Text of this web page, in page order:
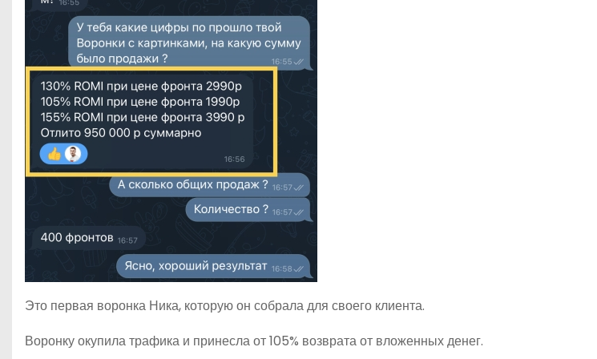
Это первая воронка Ника, которую он собрала для своего клиента.
Воронку окупила трафика и принесла от 105% возврата от вложенных денег.